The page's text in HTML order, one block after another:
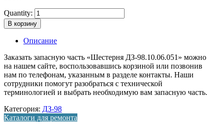
Quantity:
В корзину
Описание
Заказать запасную часть «Шестерня ДЗ-98.10.06.051» можно
на нашем сайте, воспользовавшись корзиной или позвонив
нам по телефонам, указанным в разделе контакты. Наши
сотрудники помогут разобраться с технической
терминологией и выбрать необходимую вам запасную часть.
Категория: ДЗ-98
Каталоги для ремонта